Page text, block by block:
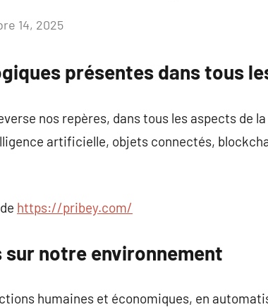
14, 2025
présentes dans tous
nos repères, dans tous les aspects de
artificielle, objets connectés,
https://pribey.com/
notre environnement
humaines et économiques, en